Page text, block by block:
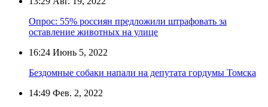
Опрос: 55% россиян предложили штрафовать за
оставление животных на улице
16:24 Июнь 5, 2022
Бездомные собаки напали на депутата гордумы Томска
14:49 Фев. 2, 2022